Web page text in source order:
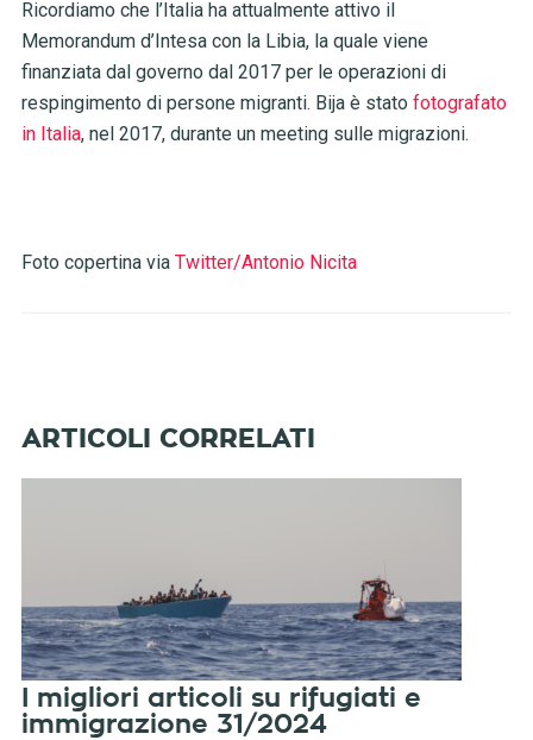
Ricordiamo che l’Italia ha attualmente attivo il
Memorandum d’Intesa con la Libia, la quale viene
finanziata dal governo dal 2017 per le operazioni di
respingimento di persone migranti. Bija è stato fotografato
in Italia, nel 2017, durante un meeting sulle migrazioni.
Foto copertina via Twitter/Antonio Nicita
I migliori articoli su rifugiati e
immigrazione 31/2024